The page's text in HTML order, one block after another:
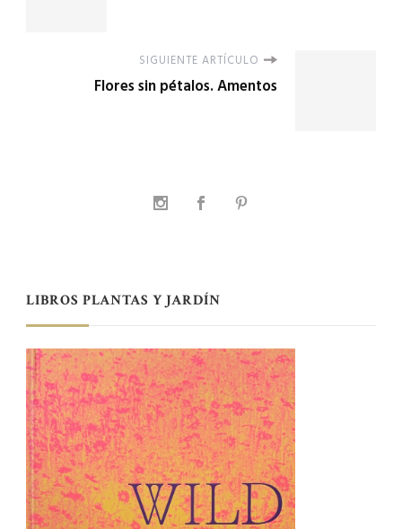
SIGUIENTE ARTÍCULO
Flores sin pétalos. Amentos
LIBROS PLANTAS Y JARDÍN